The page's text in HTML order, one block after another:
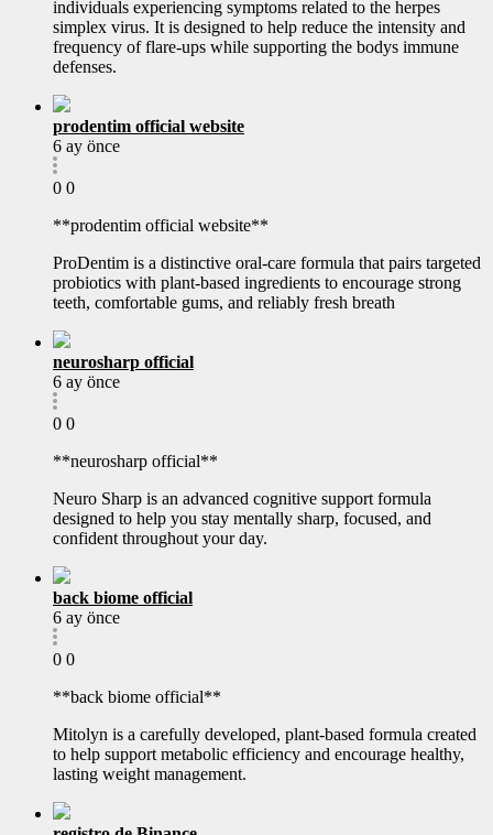
individuals experiencing symptoms related to the herpes
simplex virus. It is designed to help reduce the intensity and
frequency of flare-ups while supporting the bodys immune
defenses.
prodentim official website
6 ay önce
0 0
**prodentim official website**
ProDentim is a distinctive oral-care formula that pairs targeted
probiotics with plant-based ingredients to encourage strong
teeth, comfortable gums, and reliably fresh breath
neurosharp official
6 ay önce
0 0
**neurosharp official**
Neuro Sharp is an advanced cognitive support formula
designed to help you stay mentally sharp, focused, and
confident throughout your day.
back biome official
6 ay önce
0 0
**back biome official**
Mitolyn is a carefully developed, plant-based formula created
to help support metabolic efficiency and encourage healthy,
lasting weight management.